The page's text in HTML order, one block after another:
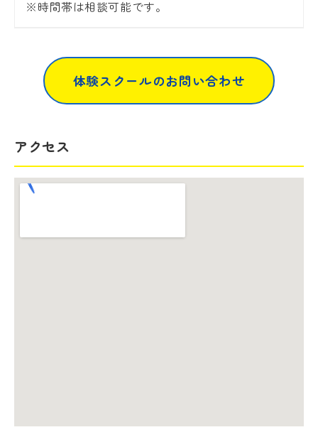
※時間帯は相談可能です。
体験スクールのお問い合わせ
アクセス